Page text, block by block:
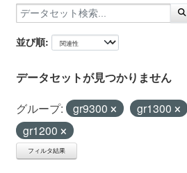
並び順
データセットが見つかりません
グループ: gr9300
gr1300
gr1200
フィルタ結果